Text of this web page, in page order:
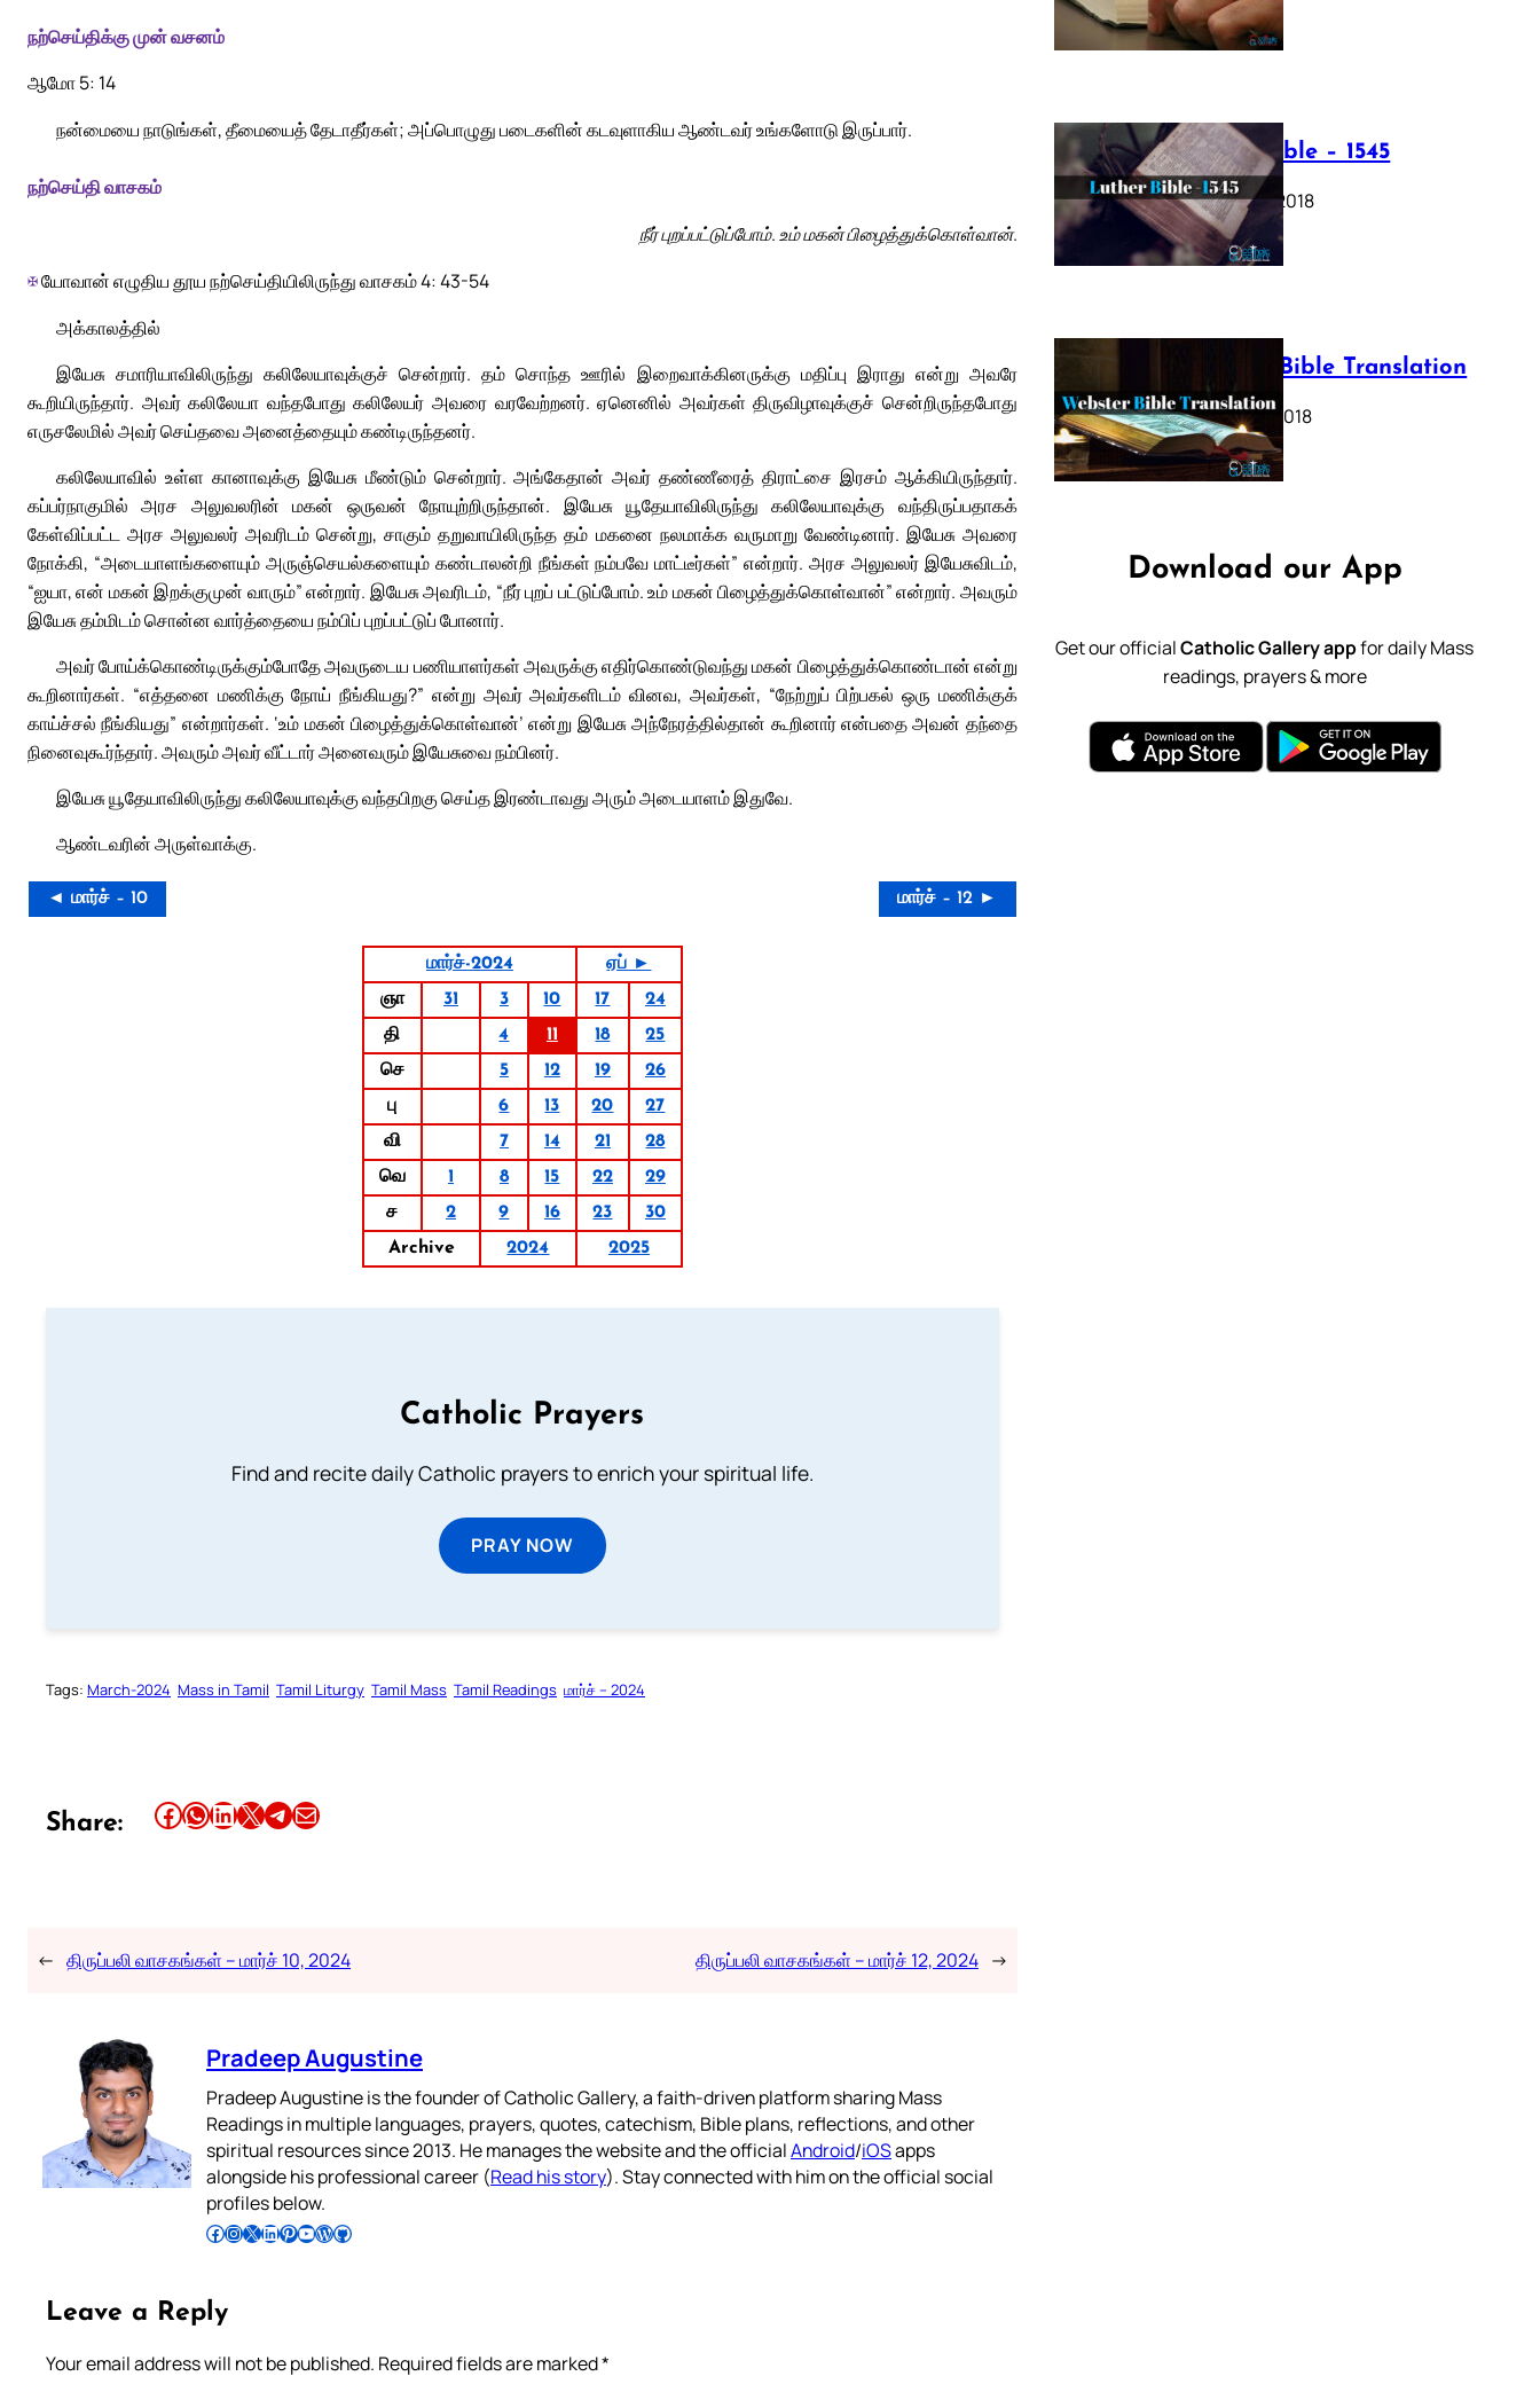
நற்செய்திக்கு முன் வசனம்
ஆமோ 5: 14
நன்மையை நாடுங்கள், தீமையைத் தேடாதீர்கள்; அப்பொழுது படைகளின் கடவுளாகிய ஆண்டவர் உங்களோடு இருப்பார்.
நற்செய்தி வாசகம்
நீர் புறப்பட்டுப்போம். உம் மகன் பிழைத்துக்கொள்வான்.
✠யோவான் எழுதிய தூய நற்செய்தியிலிருந்து வாசகம் 4: 43-54
அக்காலத்தில்
இயேசு சமாரியாவிலிருந்து கலிலேயாவுக்குச் சென்றார். தம் சொந்த ஊரில் இறைவாக்கினருக்கு மதிப்பு இராது என்று அவரே
கூறியிருந்தார். அவர் கலிலேயா வந்தபோது கலிலேயர் அவரை வரவேற்றனர். ஏனெனில் அவர்கள் திருவிழாவுக்குச் சென்றிருந்தபோது
எருசலேமில் அவர் செய்தவை அனைத்தையும் கண்டிருந்தனர்.
கலிலேயாவில் உள்ள கானாவுக்கு இயேசு மீண்டும் சென்றார். அங்கேதான் அவர் தண்ணீரைத் திராட்சை இரசம் ஆக்கியிருந்தார்.
கப்பர்நாகுமில் அரச அலுவலரின் மகன் ஒருவன் நோயுற்றிருந்தான். இயேசு யூதேயாவிலிருந்து கலிலேயாவுக்கு வந்திருப்பதாகக்
கேள்விப்பட்ட அரச அலுவலர் அவரிடம் சென்று, சாகும் தறுவாயிலிருந்த தம் மகனை நலமாக்க வருமாறு வேண்டினார். இயேசு அவரை
நோக்கி, “அடையாளங்களையும் அருஞ்செயல்களையும் கண்டாலன்றி நீங்கள் நம்பவே மாட்டீர்கள்” என்றார். அரச அலுவலர் இயேசுவிடம்,
“ஐயா, என் மகன் இறக்குமுன் வாரும்” என்றார். இயேசு அவரிடம், “நீர் புறப் பட்டுப்போம். உம் மகன் பிழைத்துக்கொள்வான்” என்றார். அவரும்
இயேசு தம்மிடம் சொன்ன வார்த்தையை நம்பிப் புறப்பட்டுப் போனார்.
அவர் போய்க்கொண்டிருக்கும்போதே அவருடைய பணியாளர்கள் அவருக்கு எதிர்கொண்டுவந்து மகன் பிழைத்துக்கொண்டான் என்று
கூறினார்கள். “எத்தனை மணிக்கு நோய் நீங்கியது?” என்று அவர் அவர்களிடம் வினவ, அவர்கள், “நேற்றுப் பிற்பகல் ஒரு மணிக்குக்
காய்ச்சல் நீங்கியது” என்றார்கள். ‘உம் மகன் பிழைத்துக்கொள்வான்’ என்று இயேசு அந்நேரத்தில்தான் கூறினார் என்பதை அவன் தந்தை
நினைவுகூர்ந்தார். அவரும் அவர் வீட்டார் அனைவரும் இயேசுவை நம்பினர்.
இயேசு யூதேயாவிலிருந்து கலிலேயாவுக்கு வந்தபிறகு செய்த இரண்டாவது அரும் அடையாளம் இதுவே.
ஆண்டவரின் அருள்வாக்கு.
◄ மார்ச் – 10 மார்ச் – 12 ►
மார்ச்-2024
ஏப் ►
ஞா
31 3 10 17
24
தி
4 11 18
25
செ
5 12 19
26
பு
6 13 20
27
வி
7 14 21
28
வெ
1 8 15 22
29
ச
2 9 16 23
30
Archive
2024 2025
Catholic Prayers
Find and recite daily Catholic prayers to enrich your spiritual life.
PRAY NOW
Tags: March-2024 Mass in Tamil Tamil Liturgy Tamil Mass Tamil Readings மார்ச் – 2024
Share: Share this article on Facebook Share this article on WhatsApp Share this article on LinkedIn Share this article on X Share this article on TelegramEmail this Article
← திருப்பலி வாசகங்கள் – மார்ச் 10, 2024 திருப்பலி வாசகங்கள் – மார்ச் 12, 2024 →
Pradeep Augustine
Pradeep Augustine is the founder of Catholic Gallery, a faith-driven platform sharing Mass
Readings in multiple languages, prayers, quotes, catechism, Bible plans, reflections, and other
spiritual resources since 2013. He manages the website and the officialAndroid/iOSapps
alongside his professional career (Read his story). Stay connected with him on the official social
profiles below.
Follow Pradeep on Facebook Follow Pradeep on InstagramFollow Pradeep on X Follow Pradeep on LinkedIn Follow Pradeep on Pinterest Subscribe to Pradeep’s Youtube Channel Follow Pradeep on WordPress Follow Pradeep on GitHub
Leave a Reply
Your email address will not be published. Required fields are marked*
July 12, 2025
Luther Bible – 1545
October 17, 2018
Webster Bible Translation
October 11, 2018
Download our App
Get our officialCatholic Gallery appfor daily Mass
readings, prayers & more